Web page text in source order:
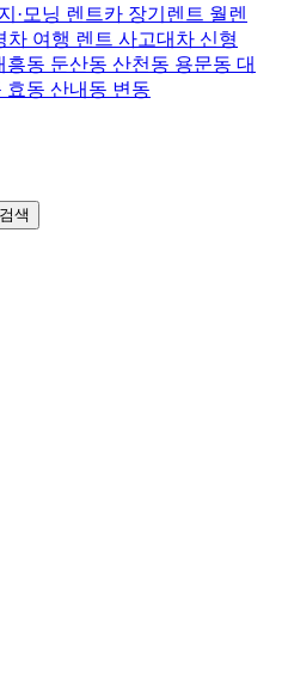
·모닝 렌트카 장기렌트 월렌
차 여행 렌트 사고대차 신형
동 둔산동 산천동 용문동 대
효동 산내동 변동
검색